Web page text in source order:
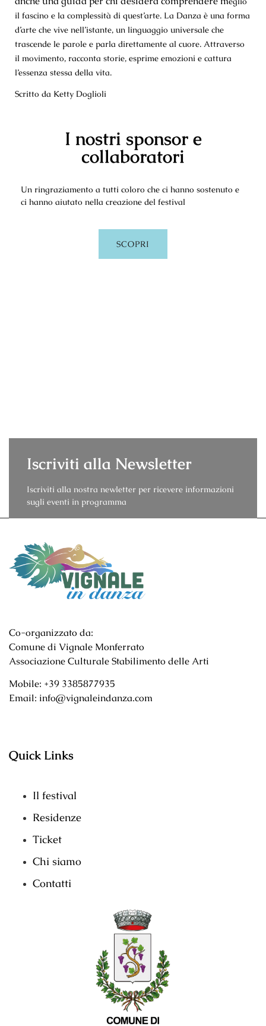
il fascino e la complessità di quest’arte. La Danza è una forma
d’arte che vive nell’istante, un linguaggio universale che
trascende le parole e parla direttamente al cuore. Attraverso
il movimento, racconta storie, esprime emozioni e cattura
l’essenza stessa della vita.
Scritto da Ketty Doglioli
I nostri sponsor e
collaboratori
Un ringraziamento a tutti coloro che ci hanno sostenuto e
ci hanno aiutato nella creazione del festival
SCOPRI
Iscriviti alla Newsletter
Iscriviti alla nostra newletter per ricevere informazioni
sugli eventi in programma
Co-organizzato da:
Comune di Vignale Monferrato
Associazione Culturale Stabilimento delle Arti
Mobile: +39 3385877935
Email: info@vignaleindanza.com
Quick Links
Il festival
Residenze
Ticket
Chi siamo
Contatti